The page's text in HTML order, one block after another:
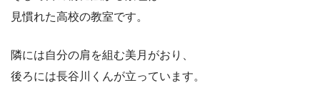
見慣れた高校の教室です。
隣には自分の肩を組む美月がおり、
後ろには長谷川くんが立っています。